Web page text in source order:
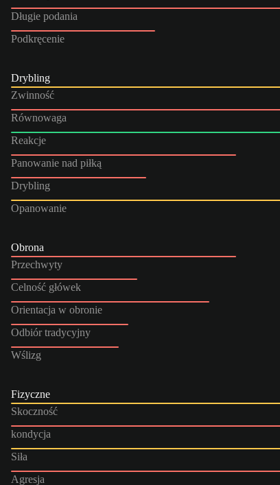
Długie podania
Podkręcenie
Drybling
Zwinność
Równowaga
Reakcje
Panowanie nad piłką
Drybling
Opanowanie
Obrona
Przechwyty
Celność główek
Orientacja w obronie
Odbiór tradycyjny
Wślizg
Fizyczne
Skoczność
kondycja
Siła
Agresja